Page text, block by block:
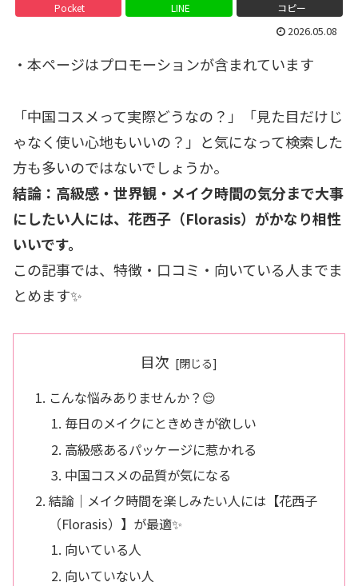
Pocket LINE コピー
2026.05.08
・本ページはプロモーションが含まれています
「中国コスメって実際どうなの？」「見た目だけじ
ゃなく使い心地もいいの？」と気になって検索した
方も多いのではないでしょうか。
結論：高級感・世界観・メイク時間の気分まで大事
にしたい人には、花西子（Florasis）がかなり相性
いいです。
この記事では、特徴・口コミ・向いている人までま
とめます✨
目次
こんな悩みありませんか？😌
毎日のメイクにときめきが欲しい
高級感あるパッケージに惹かれる
中国コスメの品質が気になる
結論｜メイク時間を楽しみたい人には【花西子
（Florasis）】が最適✨
向いている人
向いていない人